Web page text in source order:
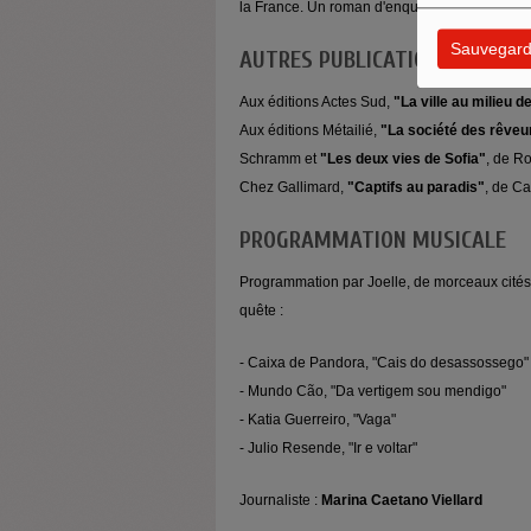
la France. Un roman d'enquête et de quête,
AUTRES PUBLICATIONS
Aux éditions Actes Sud, "La ville au milieu
Aux éditions Métailié, "La société des
Schramm et "Les deux vies de Sofia", de
Chez Gallimard, "Captifs au paradis", de
PROGRAMMATION MUSICALE
Programmation par Joelle, de morceaux
quête :
- Caixa de Pandora, "Cais do desassossego"
- Mundo Cão, "Da vertigem sou mendigo"
- Katia Guerreiro, "Vaga"
- Julio Resende, "Ir e voltar"
Journaliste : Marina Caetano Viellard